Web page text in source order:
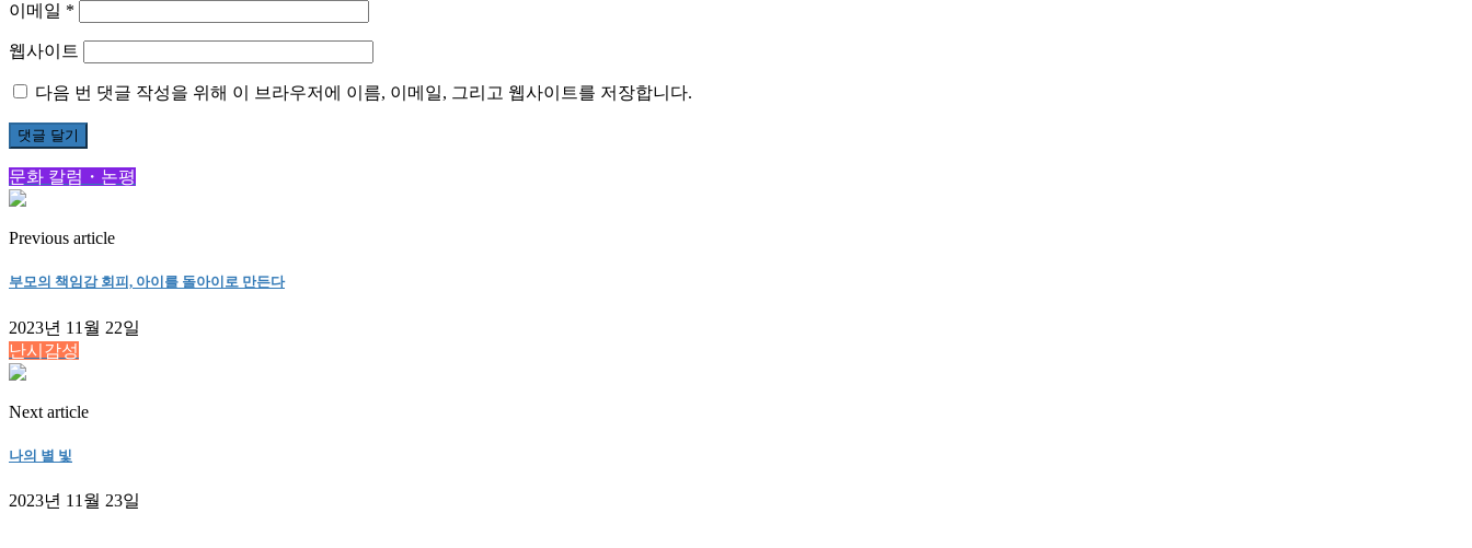
이메일 *
웹사이트
다음 번 댓글 작성을 위해 이 브라우저에 이름, 이메일, 그리고 웹사이트를 저장합니다.
문화 칼럼・논평
Previous article
부모의 책임감 회피, 아이를 돌아이로 만든다
2023년 11월 22일
난시감성
Next article
나의 별 빛
2023년 11월 23일